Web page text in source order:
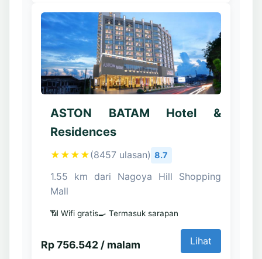
ASTON BATAM Hotel &
Residences
★★★★(8457 ulasan) 8.7
1.55 km dari Nagoya Hill Shopping
Mall
📶 Wifi gratis🍳 Termasuk sarapan
Rp 756.542 / malam Lihat